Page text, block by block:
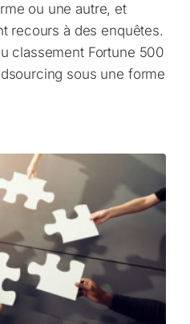
ou une autre, et
recours à des enquêtes.
classement Fortune 500
sous une forme